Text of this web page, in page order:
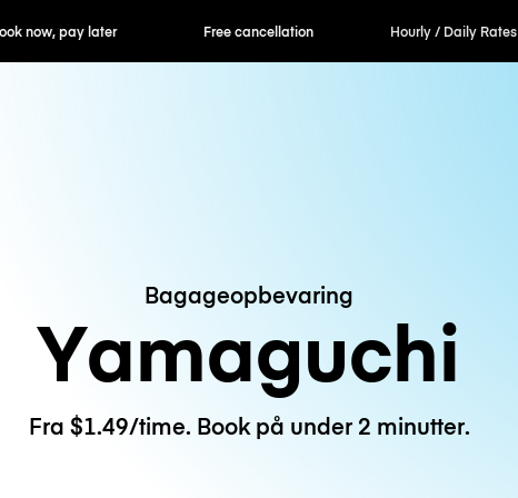
now, pay later Free cancellation Hourly / Daily Rates
Bagageopbevaring
Yamaguchi
Fra $1.49/time. Book på under 2 minutter.